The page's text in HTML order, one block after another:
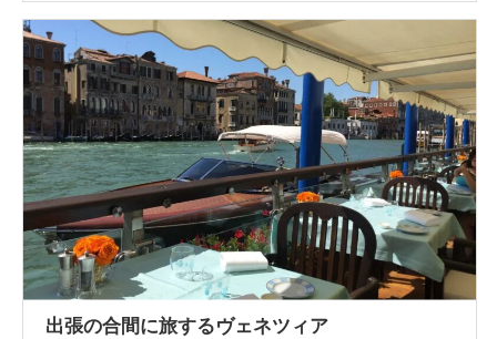
出張の合間に旅するヴェネツィア